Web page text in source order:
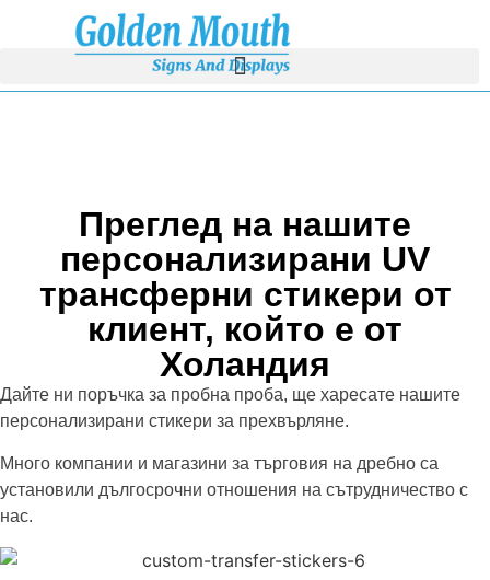
Преглед на нашите
персонализирани UV
трансферни стикери от
клиент, който е от
Холандия
Дайте ни поръчка за пробна проба, ще харесате нашите
персонализирани стикери за прехвърляне.
Много компании и магазини за търговия на дребно са
установили дългосрочни отношения на сътрудничество с
нас.